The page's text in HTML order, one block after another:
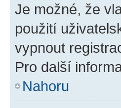
Je možné, že
použití
vypnout
Pro další
Nahoru